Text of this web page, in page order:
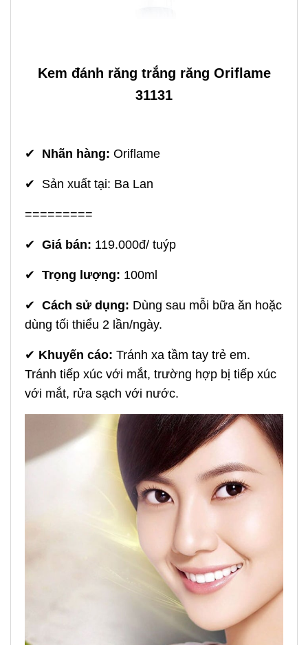
Kem đánh răng trắng răng Oriflame
31131
✔ Nhãn hàng: Oriflame
✔ Sản xuất tại: Ba Lan
=========
✔ Giá bán: 119.000đ/ tuýp
✔ Trọng lượng: 100ml
✔ Cách sử dụng: Dùng sau mỗi bữa ăn hoặc
dùng tối thiểu 2 lần/ngày.
✔ Khuyến cáo: Tránh xa tầm tay trẻ em.
Tránh tiếp xúc với mắt, trường hợp bị tiếp xúc
với mắt, rửa sạch với nước.